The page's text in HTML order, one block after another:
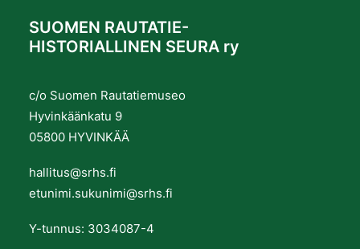
SUOMEN RAUTATIE-
HISTORIALLINEN SEURA ry
c/o Suomen Rautatiemuseo
Hyvinkäänkatu 9
05800 HYVINKÄÄ
hallitus@srhs.fi
etunimi.sukunimi@srhs.fi
Y-tunnus: 3034087-4